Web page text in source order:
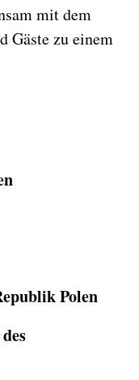
mit dem
Gäste zu einem
Polen